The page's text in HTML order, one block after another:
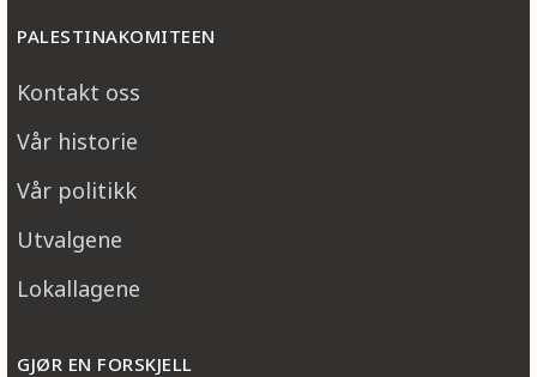
PALESTINAKOMITEEN
Kontakt oss
Vår historie
Vår politikk
Utvalgene
Lokallagene
GJØR EN FORSKJELL